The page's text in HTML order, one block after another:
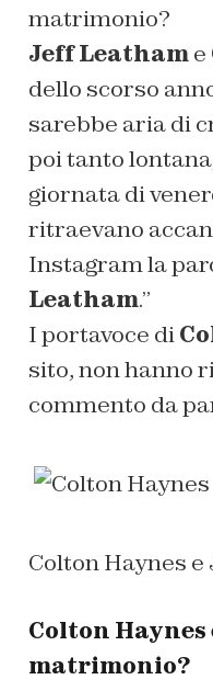
matrimonio?
Jeff Leathame
dello scorso
sarebbe aria di
poi tanto
giornata di
ritraevano
Instagram la
Leatham.”
I portavoce di
sito, non hanno
commento da
Colton Haynes
Colton
matrimonio?